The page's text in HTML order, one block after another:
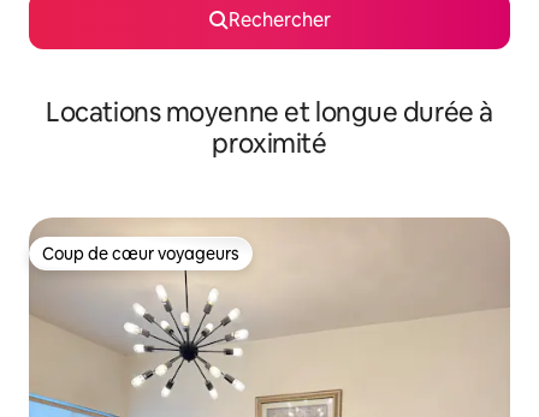
Rechercher
Locations moyenne et longue durée à
proximité
Coup de cœur voyageurs
Coup de cœur voyageurs